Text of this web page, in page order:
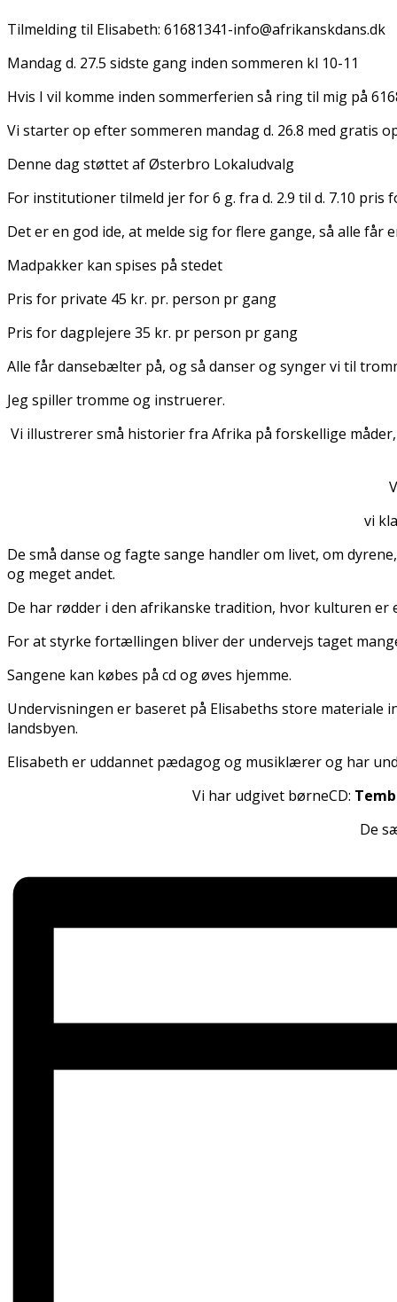
Tilmelding til Elisabeth: 61681341-info@afrikanskdans.dk
Mandag d. 27.5 sidste gang inden sommeren kl 10-11
Hvis I vil komme inden sommerferien så ring til mig på
Vi starter op efter sommeren mandag d. 26.8 med gratis
Denne dag støttet af Østerbro Lokaludvalg
For institutioner tilmeld jer for 6 g. fra d. 2.9 til d. 7.10 pris
Det er en god ide, at melde sig for flere gange, så alle får
Madpakker kan spises på stedet
Pris for private 45 kr. pr. person pr gang
Pris for dagplejere 35 kr. pr person pr gang
Alle får dansebælter på, og så danser og synger vi til
Jeg spiller tromme og instruerer.
Vi illustrerer små historier fra Afrika på forskellige
vi
De små danse og fagte sange handler om livet, om
og meget andet.
De har rødder i den afrikanske tradition, hvor kulturen
For at styrke fortællingen bliver der undervejs taget
Sangene kan købes på cd og øves hjemme.
Undervisningen er baseret på Elisabeths store materiale
landsbyen.
Elisabeth er uddannet pædagog og musiklærer og har
Vi har udgivet børneCD:
De